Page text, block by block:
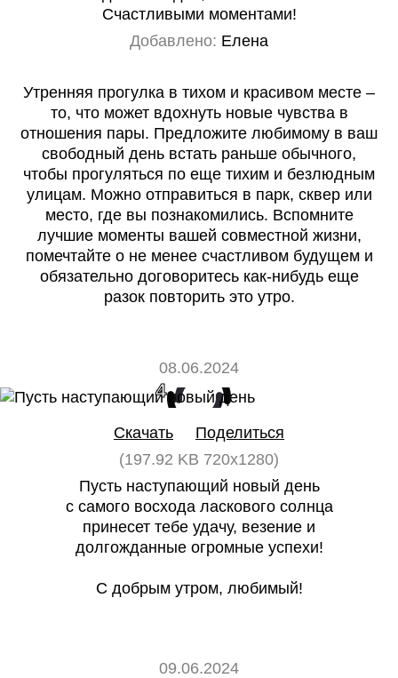
Счастливыми моментами!
Добавлено: Елена
Утренняя прогулка в тихом и красивом месте –
то, что может вдохнуть новые чувства в
отношения пары. Предложите любимому в ваш
свободный день встать раньше обычного,
чтобы прогуляться по еще тихим и безлюдным
улицам. Можно отправиться в парк, сквер или
место, где вы познакомились. Вспомните
лучшие моменты вашей совместной жизни,
помечтайте о не менее счастливом будущем и
обязательно договоритесь как-нибудь еще
разок повторить это утро.
08.06.2024
4 0
Скачать
Поделиться
(197.92 KB 720x1280)
Пусть наступающий новый день
с самого восхода ласкового солнца
принесет тебе удачу, везение и
долгожданные огромные успехи!
С добрым утром, любимый!
09.06.2024